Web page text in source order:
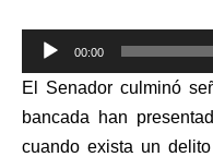
Reproductor
de
audio
00:00
El Senador culminó
bancada han
cuando exista un